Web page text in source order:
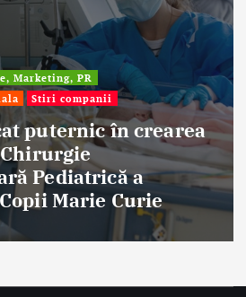
& Economie
Publicitate, Marketing,
companii
Beauty, fondată la
30 de ani în